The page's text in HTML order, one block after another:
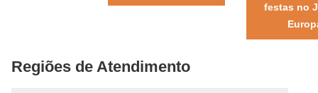
festas no
Regiões de Atendimento